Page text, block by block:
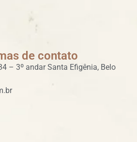
de contato
– 3º andar Santa Efigênia, Belo